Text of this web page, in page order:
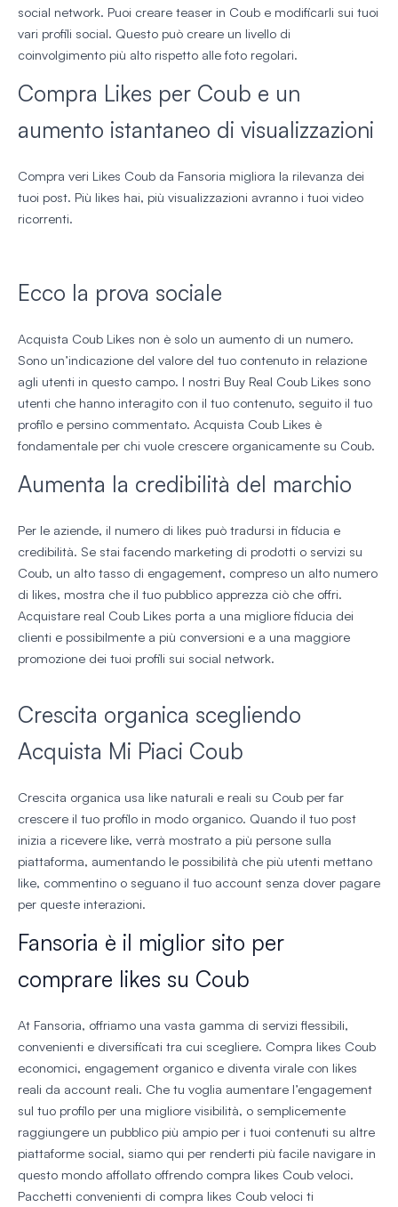
social network. Puoi creare teaser in Coub e modificarli sui tuoi
vari profili social. Questo può creare un livello di
coinvolgimento più alto rispetto alle foto regolari.
Compra Likes per Coub e un
aumento istantaneo di visualizzazioni
Compra veri Likes Coub da Fansoria migliora la rilevanza dei
tuoi post. Più likes hai, più visualizzazioni avranno i tuoi video
ricorrenti.
Ecco la prova sociale
Acquista Coub Likes non è solo un aumento di un numero.
Sono un’indicazione del valore del tuo contenuto in relazione
agli utenti in questo campo. I nostri Buy Real Coub Likes sono
utenti che hanno interagito con il tuo contenuto, seguito il tuo
profilo e persino commentato. Acquista Coub Likes è
fondamentale per chi vuole crescere organicamente su Coub.
Aumenta la credibilità del marchio
Per le aziende, il numero di likes può tradursi in fiducia e
credibilità. Se stai facendo marketing di prodotti o servizi su
Coub, un alto tasso di engagement, compreso un alto numero
di likes, mostra che il tuo pubblico apprezza ciò che offri.
Acquistare real Coub Likes porta a una migliore fiducia dei
clienti e possibilmente a più conversioni e a una maggiore
promozione dei tuoi profili sui social network.
Crescita organica scegliendo
Acquista Mi Piaci Coub
Crescita organica usa like naturali e reali su Coub per far
crescere il tuo profilo in modo organico. Quando il tuo post
inizia a ricevere like, verrà mostrato a più persone sulla
piattaforma, aumentando le possibilità che più utenti mettano
like, commentino o seguano il tuo account senza dover pagare
per queste interazioni.
Fansoria è il miglior sito per
comprare likes su Coub
At Fansoria, offriamo una vasta gamma di servizi flessibili,
convenienti e diversificati tra cui scegliere. Compra likes Coub
economici, engagement organico e diventa virale con likes
reali da account reali. Che tu voglia aumentare l’engagement
sul tuo profilo per una migliore visibilità, o semplicemente
raggiungere un pubblico più ampio per i tuoi contenuti su altre
piattaforme social, siamo qui per renderti più facile navigare in
questo mondo affollato offrendo compra likes Coub veloci.
Pacchetti convenienti di compra likes Coub veloci ti